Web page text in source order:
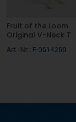
Fruit of the Loom
Original V-Neck T
Art.-Nr.: F-0614260